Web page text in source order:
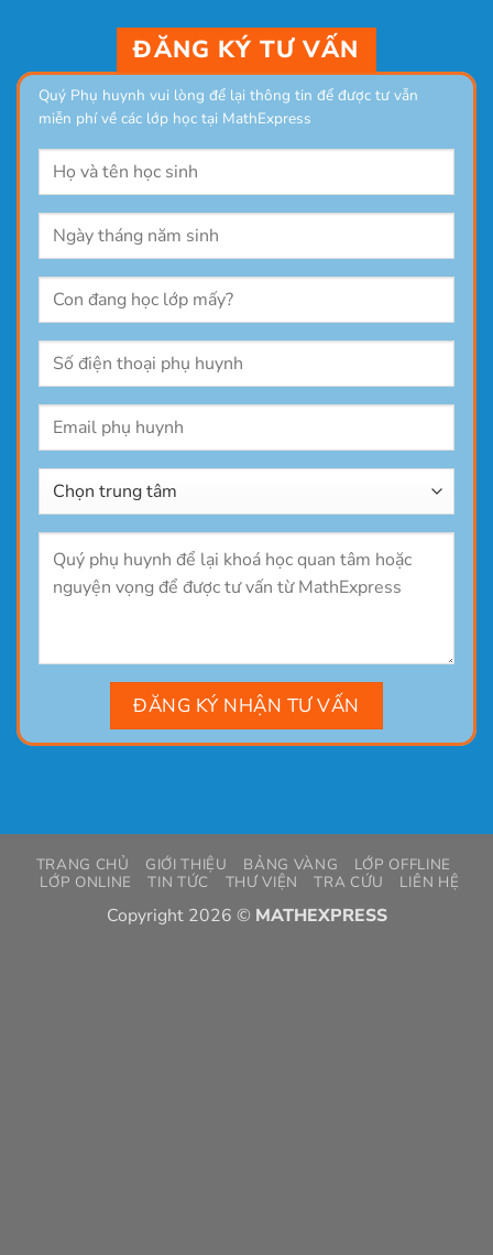
ĐĂNG KÝ TƯ VẤN
Quý Phụ huynh vui lòng để lại thông tin để được tư vẫn
miễn phí về các lớp học tại MathExpress
TRANG CHỦ GIỚI THIỆU BẢNG VÀNG
LỚP OFFLINE
LỚP ONLINE
TIN TỨC THƯ VIỆN TRA CỨU LIÊN HỆ
Copyright 2026 © MATHEXPRESS